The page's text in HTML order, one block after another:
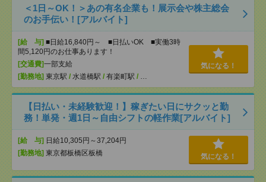
＜1日～OK！＞あの有名企業も！展示会や株主総会
のお手伝い！[アルバイト]
[給 与] ■日給16,840円～ ■日払いOK ■実働3時
間5,120円のお仕事あります！
[交通費]一部支給
[勤務地] 東京駅 / 水道橋駅 / 有楽町駅 / …
気になる！
【日払い・未経験歓迎！】稼ぎたい日にサクッと勤
務！単発・週1日～自由シフトの軽作業[アルバイト]
[給 与] 日給10,305円～37,204円
[勤務地] 東京都板橋区板橋 気になる！